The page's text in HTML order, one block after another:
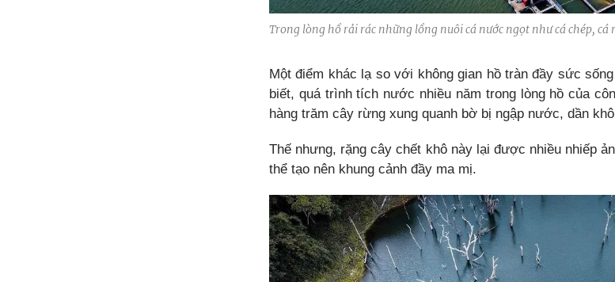
Trong lòng hồ rải rác những lồng nuôi cá nước ngọt như cá chép, cá
Một điểm khác lạ so với không gian hồ tràn đầy sức
biết, quá trình tích nước nhiều năm trong lòng hồ của
hàng trăm cây rừng xung quanh bờ bị ngập nước, dần
Thế nhưng, rặng cây chết khô này lại được nhiều nhiếp
thể tạo nên khung cảnh đầy ma mị.